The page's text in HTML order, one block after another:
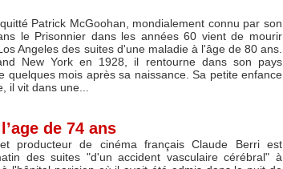
Patrick McGoohan, mondialement connu par son
le Prisonnier dans les années 60 vient de mourir
Angeles des suites d'une maladie à l'âge de 80 ans.
New York en 1928, il rentourne dans son pays
quelques mois après sa naissance. Sa petite enfance
il vit dans une...
de 74 ans
producteur de cinéma français Claude Berri est
des suites "d'un accident vasculaire cérébral" à